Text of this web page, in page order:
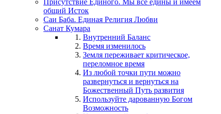
Присутствие Единого. Мы все едины и имеем
общий Исток
Саи Баба. Единая Религия Любви
Санат Кумара
Внутренний Баланс
Время изменилось
Земля переживает критическое,
переломное время
Из любой точки пути можно
развернуться и вернуться на
Божественный Путь развития
Используйте дарованную Богом
Возможность